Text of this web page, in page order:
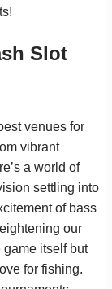
Slot
venues for
vibrant
a world of
settling into
of bass
our
game itself but
for fishing.